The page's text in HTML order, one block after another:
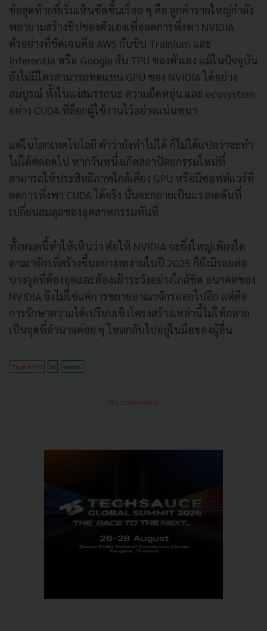
ข้อสุดท้ายที่เริ่มเห็นชัดขึ้นเรื่อย ๆ คือ ลูกค้ารายใหญ่กำลัง
พยายามสร้างชิปของตัวเองเพื่อลดการพึ่งพา NVIDIA
ตัวอย่างที่ชัดเจนคือ AWS กับชิป Trainium และ
Inferentia หรือ Google กับ TPU ของตัวเอง แม้ในปัจจุบัน
ยังไม่มีใครสามารถทดแทน GPU ของ NVIDIA ได้อย่าง
สมบูรณ์ ทั้งในแง่สมรรถนะ ความยืดหยุ่น และ ecosystem
อย่าง CUDA ที่ล็อกผู้ใช้งานไว้อย่างแน่นหนา
แต่ในโลกเทคโนโลยี คำว่ายังทำไม่ได้ ก็ไม่ได้แปลว่าจะทำ
ไม่ได้ตลอดไป หากวันหนึ่งเกิดสถาปัตยกรรมใหม่ที่
สามารถให้ประสิทธิภาพใกล้เคียง GPU หรือมีซอฟต์แวร์ที่
ลดการพึ่งพา CUDA ได้จริง นั่นจะกลายเป็นแรงกดดันที่
เปลี่ยนสมดุลของอุตสาหกรรมทันที
ทั้งหมดนี้ทำให้เห็นว่า ต่อให้ NVIDIA จะยิ่งใหญ่เพียงใด
อาณาจักรที่สร้างขึ้นอย่างงดงามในปี 2025 ก็ยังมีรอยต่อ
บางจุดที่ต้องอุดและต้องเฝ้าระวังอย่างใกล้ชิด อนาคตของ
NVIDIA จึงไม่ใช่แค่การขยายอาณาจักรออกไปอีก แต่คือ
การรักษาความได้เปรียบเชิงโครงสร้างเหล่านี้ไม่ให้กลาย
เป็นจุดที่อำนาจค่อย ๆ ไหลกลับไปอยู่ในมือของผู้อื่น
Tech & Biz ai nvidia
No comment